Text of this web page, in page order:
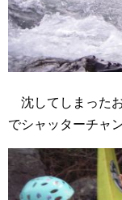
沈してしまった
でシャッターチャ